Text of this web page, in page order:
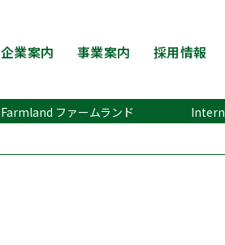
企業案内 事業案内 採用情報
Farmland ファームランド